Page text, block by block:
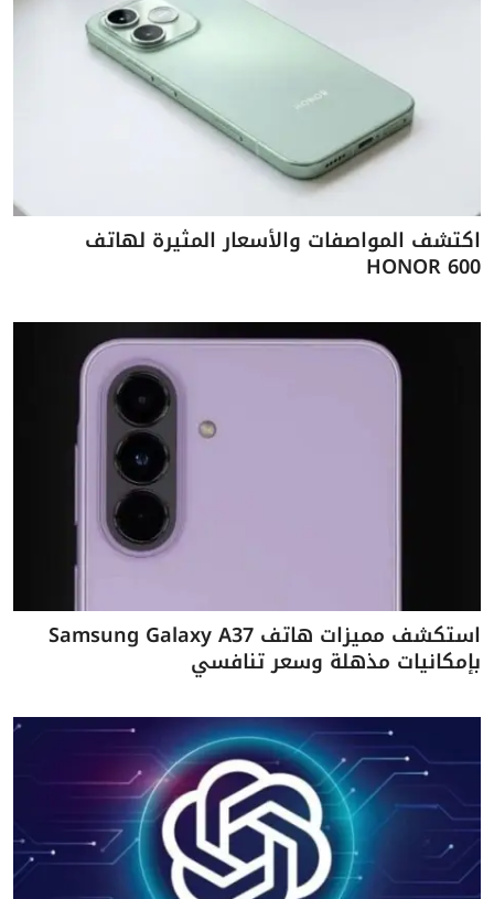
اكتشف المواصفات والأسعار المثيرة لهاتف
HONOR 600
استكشف مميزات هاتف Samsung Galaxy A37
بإمكانيات مذهلة وسعر تنافسي